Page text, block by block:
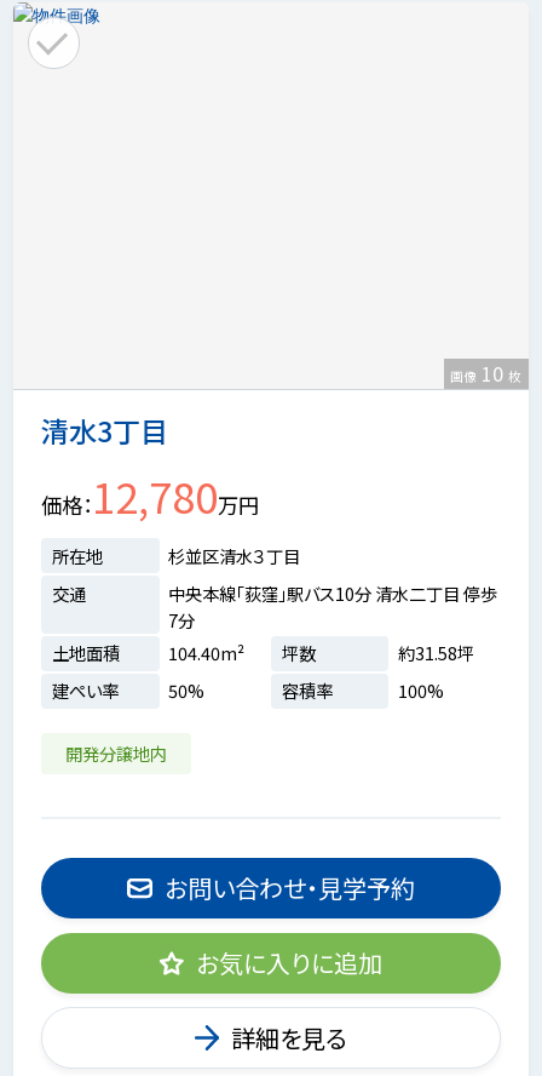
清水3丁目
画像 10 枚
価格 12,780万円
所在地
杉並区清水３丁目
交通
中央本線「荻窪」駅バス10分 清水二丁目 停歩
7分
土地面積
104.40m² 坪数
約31.58坪
建ぺい率
50% 容積率 100%
開発分譲地内
お問い合わせ・見学予約
お気に入りに追加
詳細を見る